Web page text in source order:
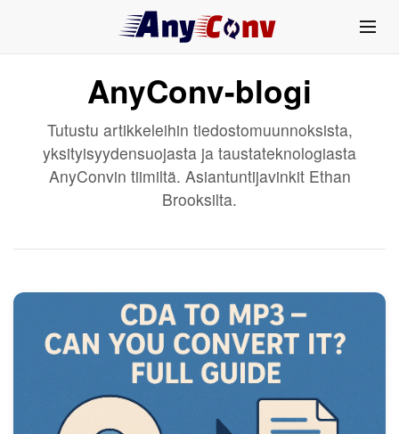
AnyConv-blogi
Tutustu artikkeleihin tiedostomuunnoksista,
yksityisyydensuojasta ja taustateknologiasta
AnyConvin tiimiltä. Asiantuntijavinkit Ethan
Brooksilta.